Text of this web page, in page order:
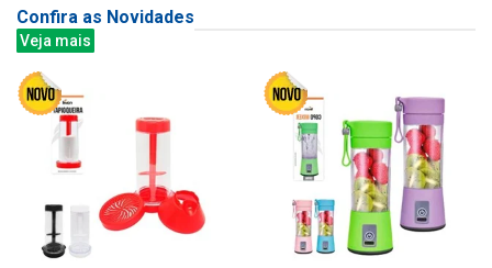
Confira as Novidades
Veja mais